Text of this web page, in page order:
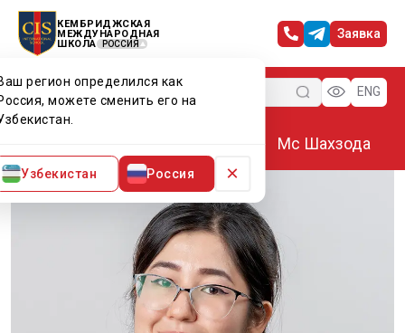
КЕМБРИДЖСКАЯ
МЕЖДУНАРОДНАЯ
ШКОЛА
РОССИЯ
регион определился как
можете сменить его на
Узбекистан Россия ×
Заявка
Меню ENG
Мс Шахзода